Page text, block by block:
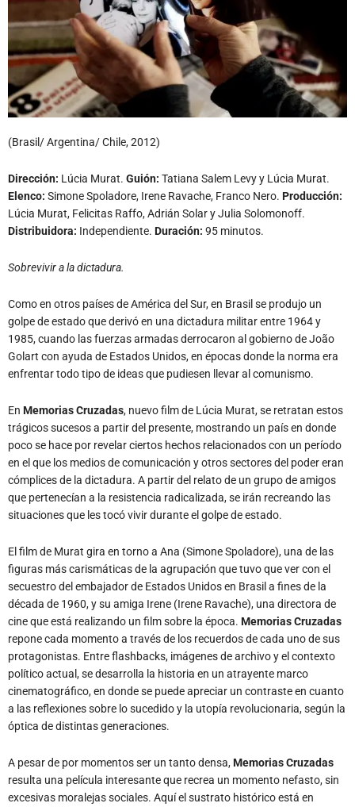
(Brasil/ Argentina/ Chile, 2012)
Dirección: Lúcia Murat. Guión: Tatiana Salem Levy y Lúcia Murat.
Elenco: Simone Spoladore, Irene Ravache, Franco Nero. Producción:
Lúcia Murat, Felicitas Raffo, Adrián Solar y Julia Solomonoff.
Distribuidora: Independiente. Duración: 95 minutos.
Sobrevivir a la dictadura.
Como en otros países de América del Sur, en Brasil se produjo un
golpe de estado que derivó en una dictadura militar entre 1964 y
1985, cuando las fuerzas armadas derrocaron al gobierno de João
Golart con ayuda de Estados Unidos, en épocas donde la norma era
enfrentar todo tipo de ideas que pudiesen llevar al comunismo.
En Memorias Cruzadas, nuevo film de Lúcia Murat, se retratan estos
trágicos sucesos a partir del presente, mostrando un país en donde
poco se hace por revelar ciertos hechos relacionados con un período
en el que los medios de comunicación y otros sectores del poder eran
cómplices de la dictadura. A partir del relato de un grupo de amigos
que pertenecían a la resistencia radicalizada, se irán recreando las
situaciones que les tocó vivir durante el golpe de estado.
El film de Murat gira en torno a Ana (Simone Spoladore), una de las
figuras más carismáticas de la agrupación que tuvo que ver con el
secuestro del embajador de Estados Unidos en Brasil a fines de la
década de 1960, y su amiga Irene (Irene Ravache), una directora de
cine que está realizando un film sobre la época. Memorias Cruzadas
repone cada momento a través de los recuerdos de cada uno de sus
protagonistas. Entre flashbacks, imágenes de archivo y el contexto
político actual, se desarrolla la historia en un atrayente marco
cinematográfico, en donde se puede apreciar un contraste en cuanto
a las reflexiones sobre lo sucedido y la utopía revolucionaria, según la
óptica de distintas generaciones.
A pesar de por momentos ser un tanto densa,Memorias Cruzadas
resulta una película interesante que recrea un momento nefasto, sin
excesivas moralejas sociales. Aquí el sustrato histórico está en